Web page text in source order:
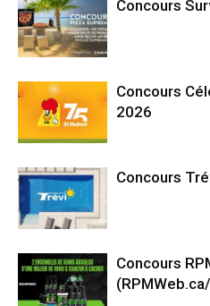
Concours
Concours
2026
Concours
Concours